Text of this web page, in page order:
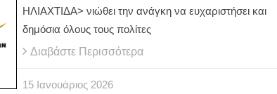
ΗΛΙΑΧΤΙΔΑ> νιώθει την ανάγκη να ευχαριστήσει και
δημόσια όλους τους πολίτες
Διαβάστε Περισσότερα
15 Ιανουάριος 2026